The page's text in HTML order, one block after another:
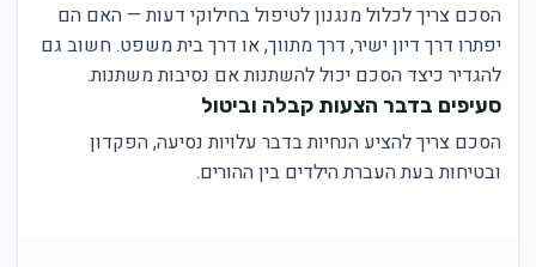
הסכם צריך לכלול מנגנון לטיפול בחילוקי דעות — האם הם
יפתרו דרך דיון ישיר, דרך מתווך, או דרך בית משפט. חשוב גם
להגדיר כיצד הסכם יכול להשתנות אם נסיבות משתנות.
סעיפים בדבר הצעות קבלה וביטול
הסכם צריך להציע הנחיות בדבר עלויות נסיעה, הפקדון
ובטיחות בעת העברת הילדים בין ההורים.